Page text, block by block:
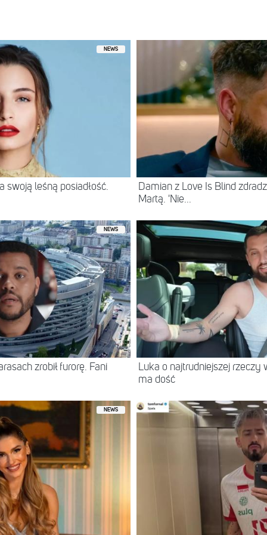
NEWS
leśną posiadłość.
Damian z Love Is Blind
Martą. 'Nie...
NEWS
zrobił furorę. Fani
Luka o najtrudniejszej rzeczy
ma dość
NEWS